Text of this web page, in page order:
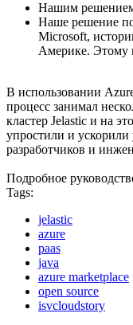
Нашим решением
Наше решение
Microsoft,
Америке. Этому
В использовании
процесс занимал
кластер Jelastic и на
упростили и
разработчиков и
Подробное
Tags:
jelastic
azure
paas
java
azure marketplace
open source
isvcloudstory